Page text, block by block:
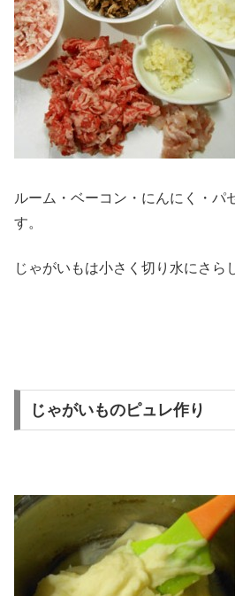
ルーム・ベーコン・にんにく・パ
す。
じゃがいもは小さく切り水にさら
じゃがいものピュレ作り